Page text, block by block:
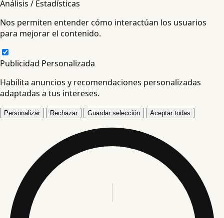
Análisis / Estadísticas
Nos permiten entender cómo interactúan los usuarios
para mejorar el contenido.
Publicidad Personalizada
Habilita anuncios y recomendaciones personalizadas
adaptadas a tus intereses.
Personalizar Rechazar Guardar selección Aceptar todas